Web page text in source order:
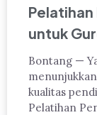
untuk
Bontang —
kualitas
Pelatihan